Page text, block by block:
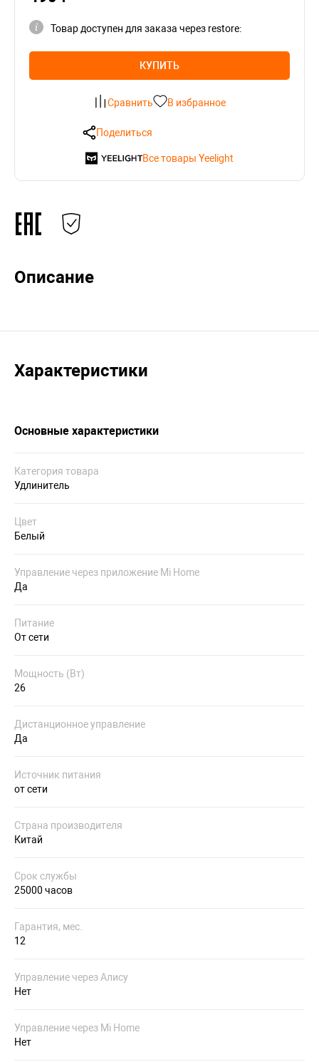
Товар доступен для заказа через restore:
КУПИТЬ
Сравнить В избранное
Поделиться
Все товары Yeelight
Описание
Характеристики
Основные характеристики
Категория товара
Удлинитель
Цвет
Белый
Управление через приложение Mi Home
Да
Питание
От сети
Мощность (Вт)
26
Дистанционное управление
Да
Источник питания
от сети
Страна производителя
Китай
Срок службы
25000 часов
Гарантия, мес.
12
Управление через Алису
Нет
Управление через Mi Home
Нет